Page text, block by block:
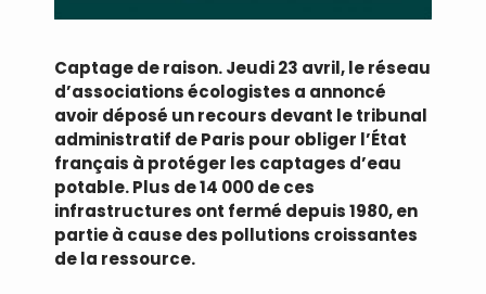
Captage de raison. Jeudi 23 avril, le réseau
d’associations écologistes a annoncé
avoir déposé un recours devant le tribunal
administratif de Paris pour obliger l’État
français à protéger les captages d’eau
potable. Plus de 14 000 de ces
infrastructures ont fermé depuis 1980, en
partie à cause des pollutions croissantes
de la ressource.